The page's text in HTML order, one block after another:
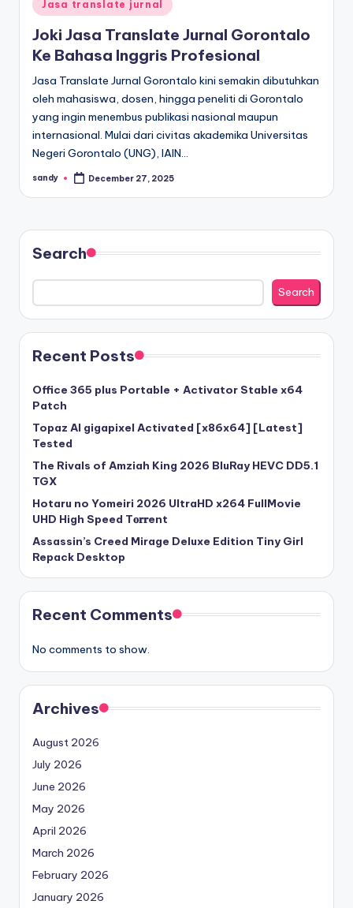
in
Jasa translate jurnal
Joki Jasa Translate Jurnal Gorontalo
Ke Bahasa Inggris Profesional
Jasa Translate Jurnal Gorontalo kini semakin dibutuhkan
oleh mahasiswa, dosen, hingga peneliti di Gorontalo
yang ingin menembus publikasi nasional maupun
internasional. Mulai dari civitas akademika Universitas
Negeri Gorontalo (UNG), IAIN…
Posted
sandy December 27, 2025
Search
Search
Recent Posts
Office 365 plus Portable + Activator Stable x64
Patch
Topaz AI gigapixel Activated [x86x64] [Latest]
Tested
The Rivals of Amziah King 2026 BluRay HEVC DD5.1
TGX
Hotaru no Yomeiri 2026 UltraHD x264 FullMovie
UHD High Speed T𝐨𝐫𝐫ent
Assassin’s Creed Mirage Deluxe Edition Tiny Girl
Repack Desktop
Recent Comments
No comments to show.
Archives
August 2026
July 2026
June 2026
May 2026
April 2026
March 2026
February 2026
January 2026